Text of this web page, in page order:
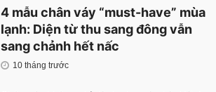
4 mẫu chân váy “must-have” mùa
lạnh: Diện từ thu sang đông vẫn
sang chảnh hết nấc
10 tháng trước